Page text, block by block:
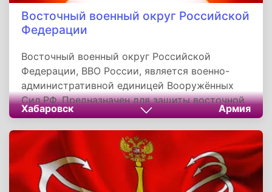
Восточный военный округ Российской
Федерации
Восточный военный округ Российской
Федерации, ВВО России, является военно-
административной единицей Вооружённых
Сил РФ. Предназначен для защиты восточной
части страны и объединяет воинские части,
дислоцированные в административных
границах Дальневосточного и части
Сибирского федеральных округов, а также
территорий 12 субъектов РФ. Штаб округа
расположен в Хабаровске. Командующему
Хабаровск Армия